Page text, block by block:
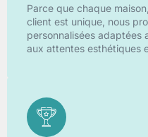
Parce que chaque
client est unique, nous
personnalisées adaptées
aux attentes esthétiques